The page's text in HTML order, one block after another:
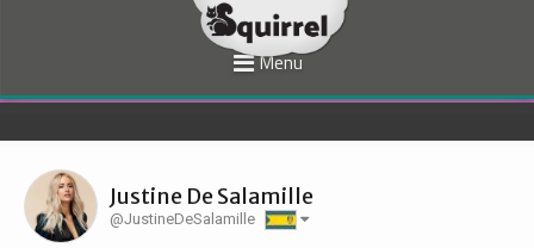
Menu
Justine De Salamille
@JustineDeSalamille